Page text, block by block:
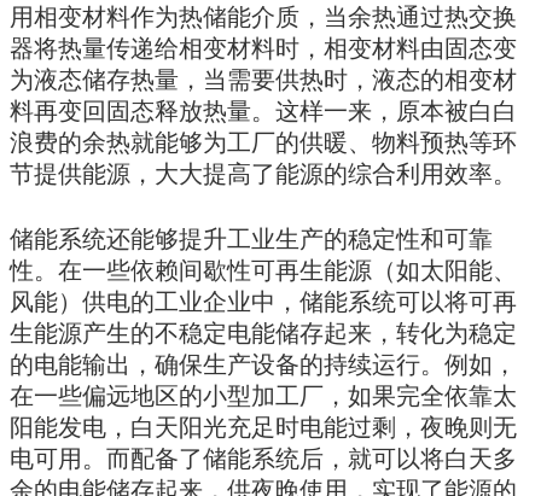
用相变材料作为热储能介质，当余热通过热交换
器将热量传递给相变材料时，相变材料由固态变
为液态储存热量，当需要供热时，液态的相变材
料再变回固态释放热量。这样一来，原本被白白
浪费的余热就能够为工厂的供暖、物料预热等环
节提供能源，大大提高了能源的综合利用效率。
储能系统还能够提升工业生产的稳定性和可靠
性。在一些依赖间歇性可再生能源（如太阳能、
风能）供电的工业企业中，储能系统可以将可再
生能源产生的不稳定电能储存起来，转化为稳定
的电能输出，确保生产设备的持续运行。例如，
在一些偏远地区的小型加工厂，如果完全依靠太
阳能发电，白天阳光充足时电能过剩，夜晚则无
电可用。而配备了储能系统后，就可以将白天多
余的电能储存起来，供夜晚使用，实现了能源的